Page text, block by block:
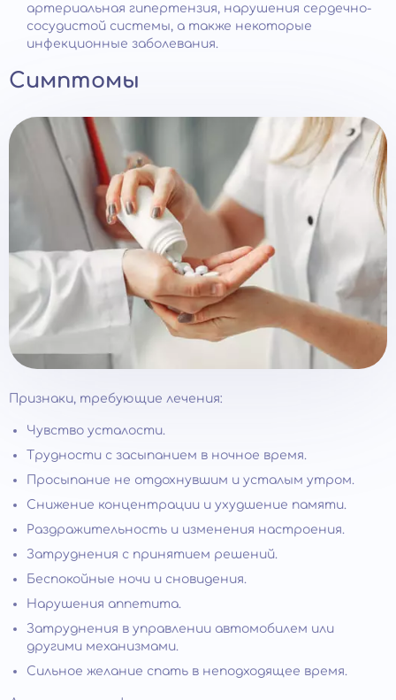
артериальная гипертензия, нарушения сердечно-
сосудистой системы, а также некоторые
инфекционные заболевания.
Симптомы
Признаки, требующие лечения:
Чувство усталости.
Трудности с засыпанием в ночное время.
Просыпание не отдохнувшим и усталым утром.
Снижение концентрации и ухудшение памяти.
Раздражительность и изменения настроения.
Затруднения с принятием решений.
Беспокойные ночи и сновидения.
Нарушения аппетита.
Затруднения в управлении автомобилем или
другими механизмами.
Сильное желание спать в неподходящее время.